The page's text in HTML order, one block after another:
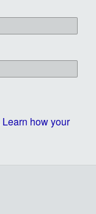
Learn how your